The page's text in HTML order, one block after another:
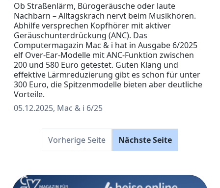
Ob Straßenlärm, Bürogeräusche oder laute
Nachbarn – Alltagskrach nervt beim Musikhören.
Abhilfe versprechen Kopfhörer mit aktiver
Geräuschunterdrückung (ANC). Das
Computermagazin Mac & i hat in Ausgabe 6/2025
elf Over-Ear-Modelle mit ANC-Funktion zwischen
200 und 580 Euro getestet. Guten Klang und
effektive Lärmreduzierung gibt es schon für unter
300 Euro, die Spitzenmodelle bieten aber deutliche
Vorteile.
05.12.2025, Mac & i 6/25
Vorherige Seite Nächste Seite